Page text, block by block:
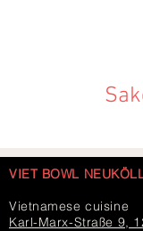
VIET BOWL
Vietnamese cuisine
Karl-Marx-Straße 9,